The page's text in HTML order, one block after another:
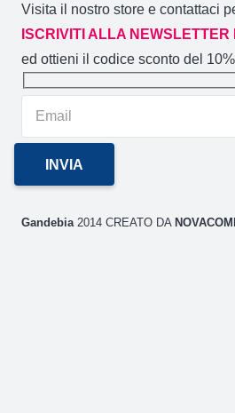
Visita il nostro store e contattaci
ISCRIVITI ALLA
ed ottieni il codice sconto del
Gandebia2014 CREATO DA